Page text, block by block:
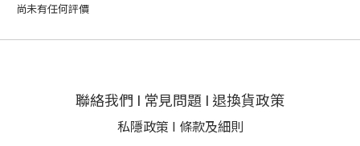
尚未有任何評價
聯絡我們 I 常見問題 I 退換貨政策
私隱政策 I 條款及細則